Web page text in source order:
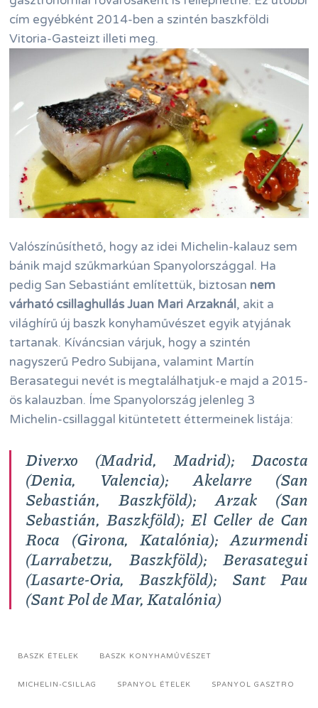
cím egyébként 2014-ben a szintén baszkföldi
Vitoria-Gasteizt illeti meg.
Valószínűsíthető, hogy az idei Michelin-kalauz sem
bánik majd szűkmarkúan Spanyolországgal. Ha
pedig San Sebastiánt említettük, biztosan nem
várható csillaghullás Juan Mari Arzaknál, akit a
világhírű új baszk konyhaművészet egyik atyjának
tartanak. Kíváncsian várjuk, hogy a szintén
nagyszerű Pedro Subijana, valamint Martín
Berasategui nevét is megtalálhatjuk-e majd a 2015-
ös kalauzban. Íme Spanyolország jelenleg 3
Michelin-csillaggal kitüntetett éttermeinek listája:
Diverxo (Madrid, Madrid);Dacosta
(Denia, Valencia);Akelarre(San
Sebastián, Baszkföld);Arzak (San
Sebastián, Baszkföld);El Celler de Can
Roca (Girona, Katalónia);Azurmendi
(Larrabetzu, Baszkföld);Berasategui
(Lasarte-Oria, Baszkföld); Sant Pau
(Sant Pol de Mar, Katalónia)
BASZK ÉTELEK BASZK KONYHAMŰVÉSZET
MICHELIN-CSILLAG SPANYOL ÉTELEK SPANYOL GASZTRO